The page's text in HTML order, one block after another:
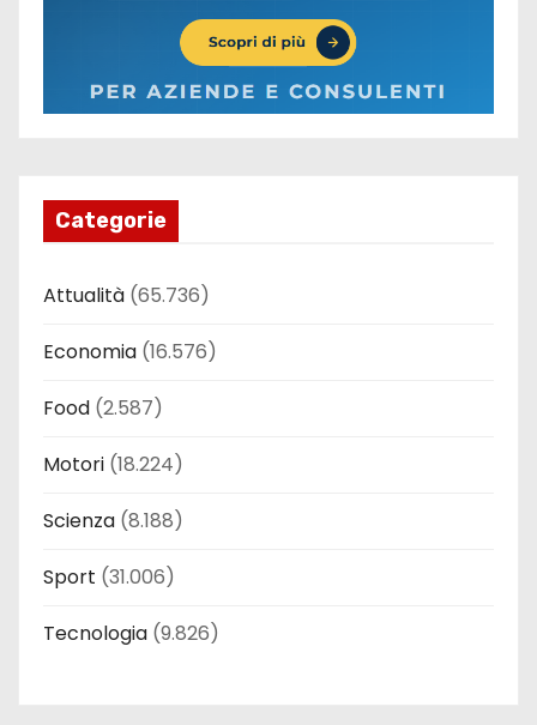
Categorie
Attualità (65.736)
Economia (16.576)
Food (2.587)
Motori (18.224)
Scienza (8.188)
Sport (31.006)
Tecnologia (9.826)